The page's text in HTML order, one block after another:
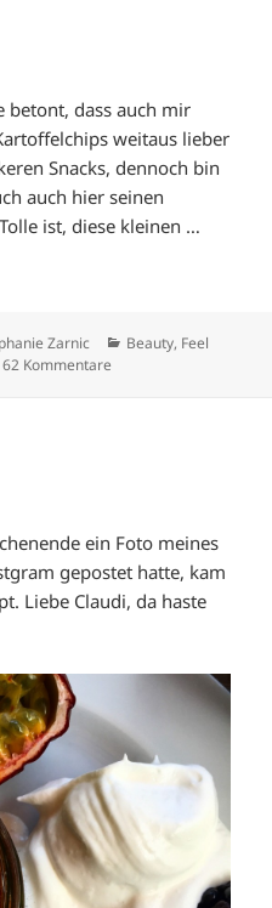
betont, dass auch mir
weitaus lieber
Snacks, dennoch bin
auch hier seinen
ist, diese kleinen …
Zarnic Kategorien
Beauty, Feel
62 Kommentare
ein Foto meines
gepostet hatte, kam
Liebe Claudi, da haste